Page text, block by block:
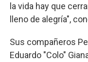
la vida hay que
lleno de alegría",
Sus compañeros
Eduardo "Colo"